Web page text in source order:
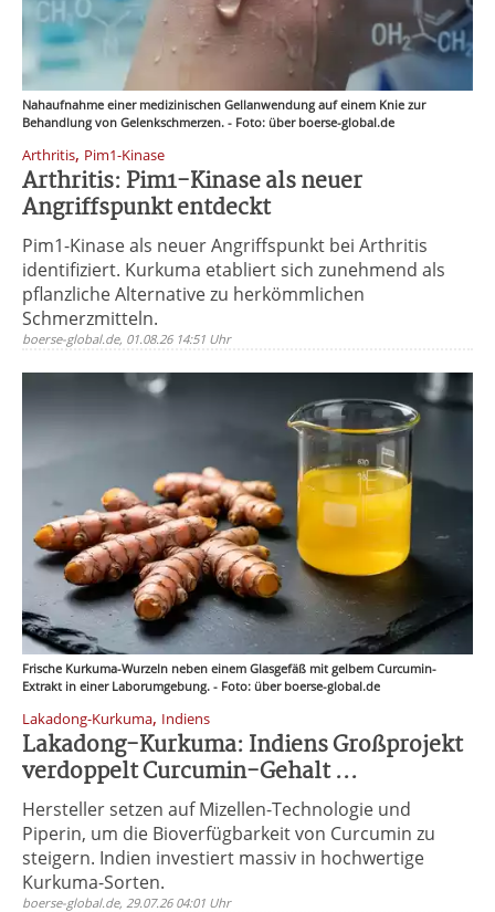
Nahaufnahme einer medizinischen Gellanwendung auf einem Knie zur
Behandlung von Gelenkschmerzen. - Foto: über boerse-global.de
Arthritis, Pim1-Kinase
Arthritis: Pim1-Kinase als neuer
Angriffspunkt entdeckt
Pim1-Kinase als neuer Angriffspunkt bei Arthritis
identifiziert. Kurkuma etabliert sich zunehmend als
pflanzliche Alternative zu herkömmlichen
Schmerzmitteln.
boerse-global.de, 01.08.26 14:51 Uhr
Frische Kurkuma-Wurzeln neben einem Glasgefäß mit gelbem Curcumin-
Extrakt in einer Laborumgebung. - Foto: über boerse-global.de
Lakadong-Kurkuma, Indiens
Lakadong-Kurkuma: Indiens Großprojekt
verdoppelt Curcumin-Gehalt ...
Hersteller setzen auf Mizellen-Technologie und
Piperin, um die Bioverfügbarkeit von Curcumin zu
steigern. Indien investiert massiv in hochwertige
Kurkuma-Sorten.
boerse-global.de, 29.07.26 04:01 Uhr